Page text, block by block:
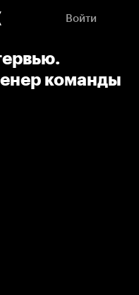
Войти
команды